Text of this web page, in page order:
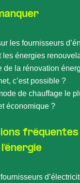
les fournisseurs
les énergies
de la rénovation
c’est possible ?
de chauffage le
économique ?
l'énergie